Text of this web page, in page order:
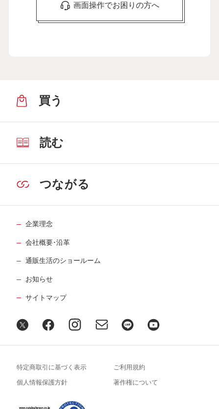
画面操作でお困りの方へ
買う
読む
つながる
企業理念
会社概要･沿革
通販生活のショールーム
お知らせ
サイトマップ
特定商取引に基づく表示 ご利用規約
個人情報保護方針 著作権について